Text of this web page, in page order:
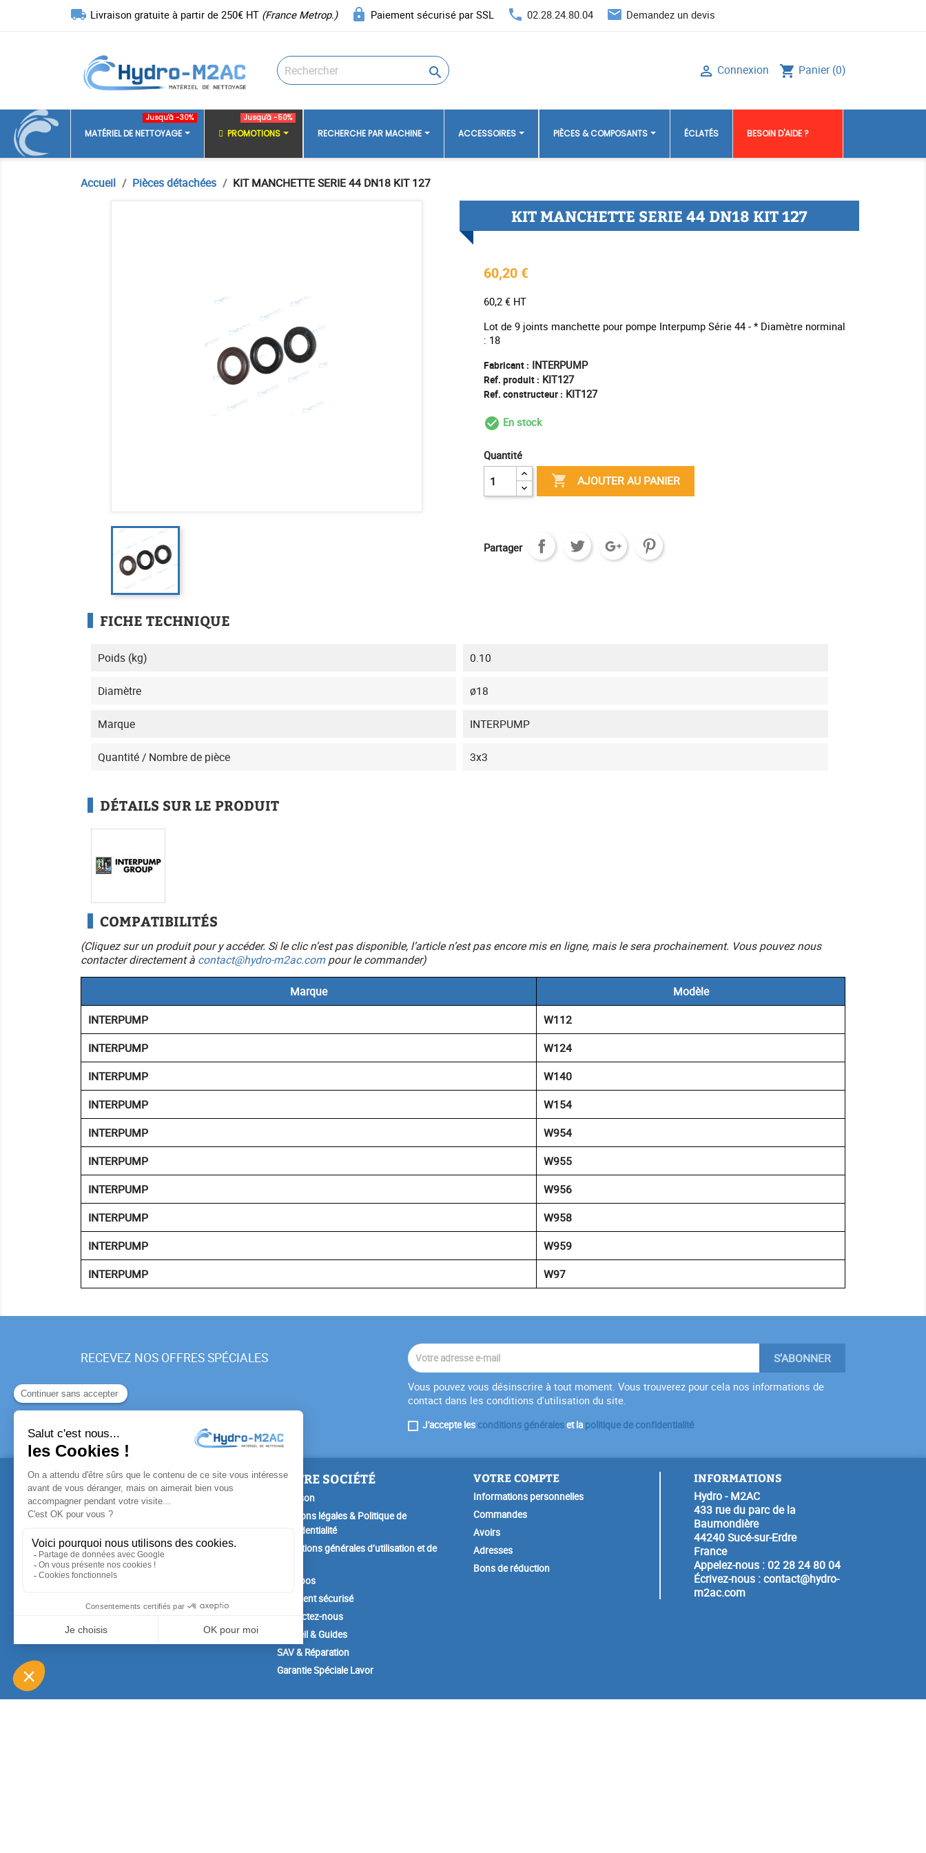
local_shipping Livraison gratuite à partir de 250€ HT (France Metrop.) lock Paiement sécurisé par SSL phone 02.28.24.80.04 email Demandez un devis
 shopping_cart Panier (0)
 Connexion
MATÉRIEL DE NETTOYAGE
Jusqu'à -30%
PROMOTIONS
Jusqu'à -50%
RECHERCHE PAR MACHINE ACCESSOIRES PIÈCES & COMPOSANTS ÉCLATÉS BESOIN D'AIDE ?
Accueil Pièces détachées KIT MANCHETTE SERIE 44 DN18 KIT 127
KIT MANCHETTE SERIE 44 DN18 KIT 127
60,20 €
60,2 € HT
Lot de 9 joints manchette pour pompe Interpump Série 44 - * Diamètre norminal
: 18
Fabricant : INTERPUMP
Ref. produit : KIT127
Ref. constructeur : KIT127
check_circle_outline
En stock
Quantité
 AJOUTER AU PANIER
Partager
FICHE TECHNIQUE
Poids (kg) 0.10
Diamètre ø18
Marque INTERPUMP
Quantité / Nombre de pièce 3x3
DÉTAILS SUR LE PRODUIT
COMPATIBILITÉS
(Cliquez sur un produit pour y accéder. Si le clic n’est pas disponible, l’article n’est pas encore mis en ligne, mais le sera prochainement. Vous pouvez nous
contacter directement à contact@hydro-m2ac.compour le commander)
Marque
Modèle
INTERPUMP
W112
INTERPUMP
W124
INTERPUMP
W140
INTERPUMP
W154
INTERPUMP
W954
INTERPUMP
W955
INTERPUMP
W956
INTERPUMP
W958
INTERPUMP
W959
INTERPUMP
W97
RECEVEZ NOS OFFRES SPÉCIALES
Vous pouvez vous désinscrire à tout moment. Vous trouverez pour cela nos informations de
contact dans les conditions d'utilisation du site.
J'accepte les conditions généraleset lapolitique de confidentialité
PRODUITS
Promotions
Nouveaux produits
NOTRE SOCIÉTÉ
Livraison
Mentions légales & Politique de
Confidentialité
Conditions générales d’utilisation et de
A propos
Paiement sécurisé
Contactez-nous
Conseil & Guides
SAV & Réparation
Garantie Spéciale Lavor
VOTRE COMPTE
Informations personnelles
Commandes
Avoirs
Adresses
Bons de réduction
INFORMATIONS
Hydro - M2AC
433 rue du parc de la
Baumondière
44240 Sucé-sur-Erdre
France
Appelez-nous : 02 28 24 80 04
Écrivez-nous :contact@hydro-
m2ac.com